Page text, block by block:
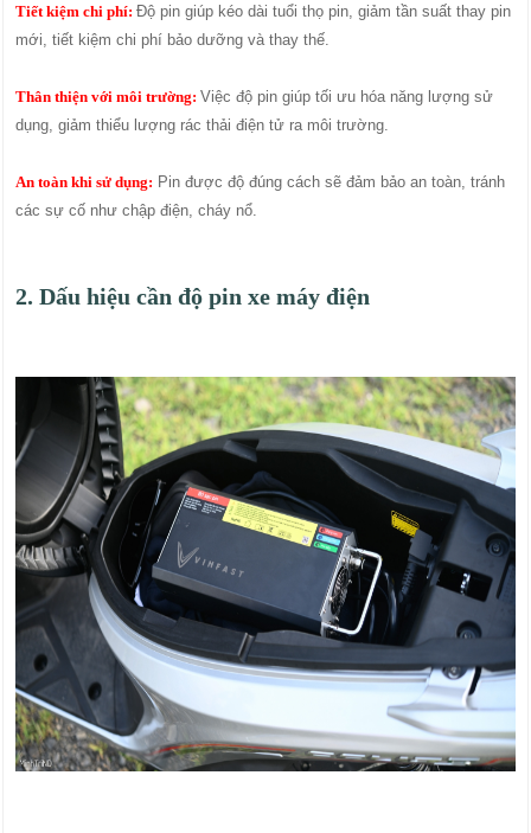
Tiết kiệm chi phí:Độ pin giúp kéo dài tuổi thọ pin, giảm tần suất thay pin
mới, tiết kiệm chi phí bảo dưỡng và thay thế.
Thân thiện với môi trường:Việc độ pin giúp tối ưu hóa năng lượng sử
dụng, giảm thiểu lượng rác thải điện tử ra môi trường.
An toàn khi sử dụng: Pin được độ đúng cách sẽ đảm bảo an toàn, tránh
các sự cố như chập điện, cháy nổ.
2. Dấu hiệu cần độ pin xe máy điện